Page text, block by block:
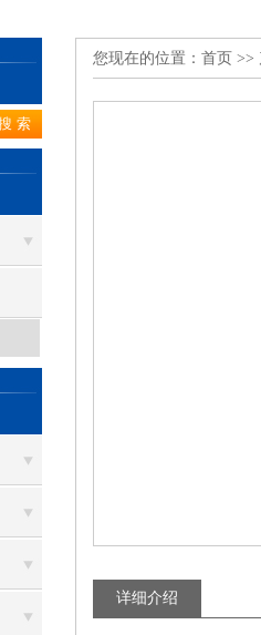
您现在的位置： 首页 >>
详细介绍